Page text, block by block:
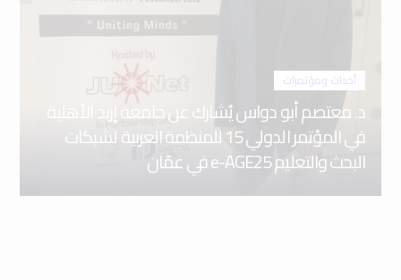
أحداث ومؤتمرات
د. معتصم أبو دواس يُشارك عن جامعة إربد الأهلية
في المؤتمر الدولي 15 للمنظمة العربية لشبكات
البحث والتعليم e-AGE25 في عمّان